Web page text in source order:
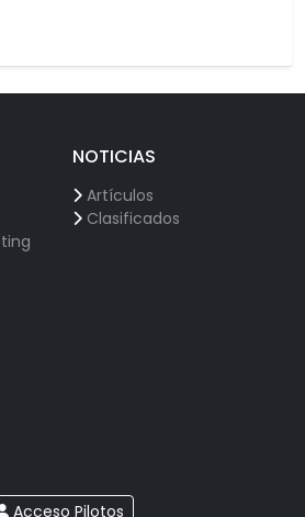
NOTICIAS
Artículos
Clasificados
Acceso Pilotos